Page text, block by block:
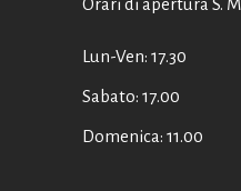
Lun-Ven: 17.30
Sabato: 17.00
Domenica: 11.00